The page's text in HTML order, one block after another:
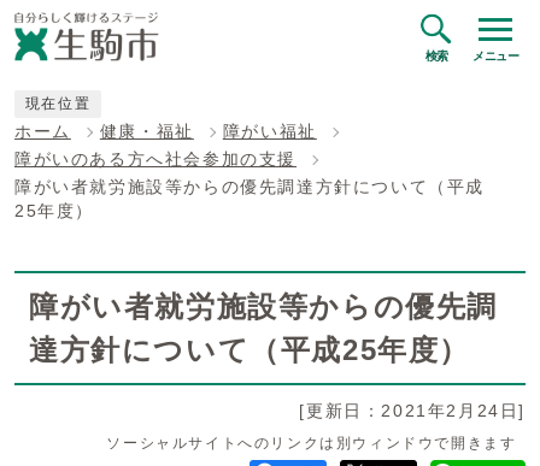
検索 メニュー
現在位置
ホーム 健康・福祉
障がい福祉
障がいのある方へ社会参加の支援
障がい者就労施設等からの優先調達方針について（平成
25年度）
障がい者就労施設等からの優先調
達方針について（平成25年度）
[更新日：2021年2月24日]
ソーシャルサイトへのリンクは別ウィンドウで開きます